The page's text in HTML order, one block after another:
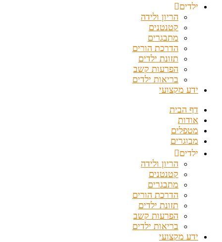
ילדים
הריון ולידה
קטנטנים
מתבגרים
הדרכת הורים
תזונת ילדים
הפרעות קשב
בריאות ילדים
ידע מקצועי
דף הבית
אודות
מטפלים
מבוגרים
ילדים
הריון ולידה
קטנטנים
מתבגרים
הדרכת הורים
תזונת ילדים
הפרעות קשב
בריאות ילדים
ידע מקצועי